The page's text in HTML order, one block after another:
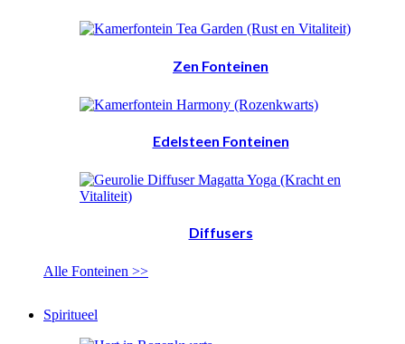
Zen Fonteinen
Edelsteen Fonteinen
Diffusers
Alle Fonteinen >>
Spiritueel